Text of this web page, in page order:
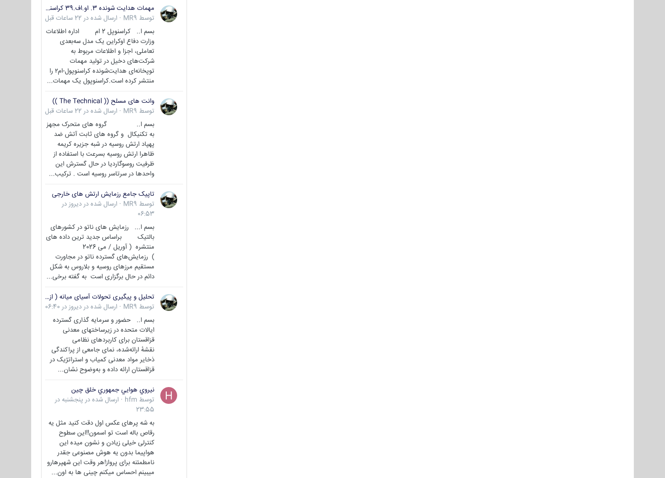
مهمات هدایت شونده 3. او.اف.39 کراسنوپل/بصیر( Krasnopol 3OF39 )
توسط MR9
· ارسال شده در 22 ساعات قبل
بسم ا.. کراسنوپل 2 ام اداره اطلاعات
وزارت دفاع اوکراین یک مدل سه‌بعدی
تعاملی، اجزا و اطلاعات مربوط به
شرکت‌های دخیل در تولید مهمات
توپخانه‌ای هدایت‌شونده کراسنوپول-ام۲ را
منتشر کرده است.کراسنوپول یک مهمات...
وانت های مسلح (( The Technical ))
توسط MR9
· ارسال شده در 22 ساعات قبل
بسم ا.. گروه های متحرک مجهز
به تکنیکال و گروه های ثابت آتش ضد
پهپاد ارتش روسیه در شبه جزیره کریمه
ظاهرا ارتش روسیه بسرعت با استفاده از
ظرفیت روسوگاردیا در حال گسترش این
واحدها در سرتاسر روسیه است . ترکیب...
تاپیک جامع رزمایش ارتش های خارجی
توسط MR9
· ارسال شده در دیروز در
06:53
بسم ا... رزمایش های ناتو در کشورهای
بالتیک براساس جدید ترین داده های
منتشره ( آوریل / می 2026
) رزمایش‌های گسترده ناتو در مجاورت
مستقیم مرزهای روسیه و بلاروس به شکل
دائم در حال برگزاری است به گفته برخی...
تحلیل و پیگیری تحولات آسیای میانه ( ازبکستان، تاجیکستان، ترکمنستان، قزاقستان و قرقیزستان )
توسط MR9
· ارسال شده در دیروز در 06:40
بسم ا.. حضور و سرمایه گذاری گسترده
ایالات متحده در زیرساختهای معدنی
قزاقستان برای کاربردهای نظامی
نقشهٔ ارائه‌شده، نمای جامعی از پراکندگی
ذخایر مواد معدنی کمیاب و استراتژیک در
قزاقستان ارائه داده و به‌وضوح نشان...
نيروي هوايي جمهوري خلق چين
توسط hfm
· ارسال شده در پنجشنبه در
23:55
به شه پرهای عکس اول دقت کنید مثل یه
رقاص باله است تو اسمون!!این سطوح
کنترلی خیلی زیادن و نشون میده این
هواپیما بدون یه هوش مصنوعی جقدر
نامطمئنه برای پرواز!هر وقت این شهپرهارو
میبینم احساس میکنم چینی ها به اون...